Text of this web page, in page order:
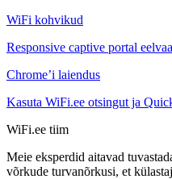
WiFi kohvikud
Responsive captive portal
Chrome’i laiendus
Kasuta WiFi.ee otsingut ja
WiFi.ee tiim
Meie eksperdid aitavad
võrkude turvanõrkusi, et